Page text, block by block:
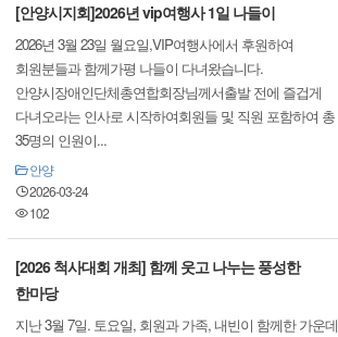
[안양시지회]2026년 vip여행사 1일 나들이
2026년 3월 23일 월요일,VIP여행사에서 후원하여
회원분들과 함께가평 나들이 다녀왔습니다.
안양시장애인단체총연합회장님께서출발 전에 즐겁게
다녀오라는 인사로 시작하여회원들 및 직원 포함하여 총
35명의 인원이...
안양
2026-03-24
102
[2026 척사대회 개최] 함께 웃고 나누는 풍성한
한마당
지난 3월 7일. 토요일, 회원과 가족, 내빈이 함께한 가운데